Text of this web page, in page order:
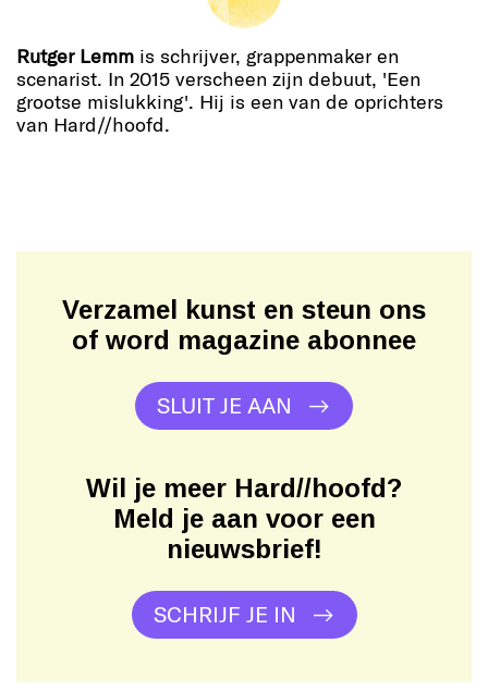
Rutger Lemm is schrijver, grappenmaker en
scenarist. In 2015 verscheen zijn debuut, 'Een
grootse mislukking'. Hij is een van de oprichters
van Hard//hoofd.
Verzamel kunst en steun ons
of word magazine abonnee
SLUIT JE AAN
Wil je meer Hard//hoofd?
Meld je aan voor een
nieuwsbrief!
SCHRIJF JE IN